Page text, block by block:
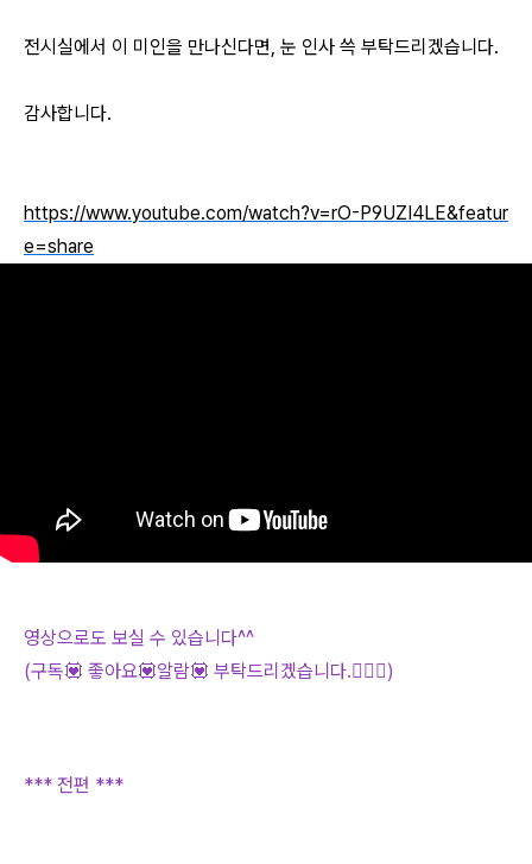
전시실에서 이 미인을 만나신다면, 눈 인사 쓱 부탁드리겠습니다.
감사합니다.
https://www.youtube.com/watch?v=rO-P9UZI4LE&featur
e=share
영상으로도 보실 수 있습니다^^
(구독💟 좋아요💟알람💟 부탁드리겠습니다.🙇🏻‍♀️)
*** 전편 ***